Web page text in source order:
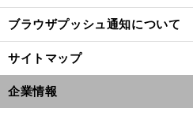
ブラウザプッシュ通知について
サイトマップ
企業情報